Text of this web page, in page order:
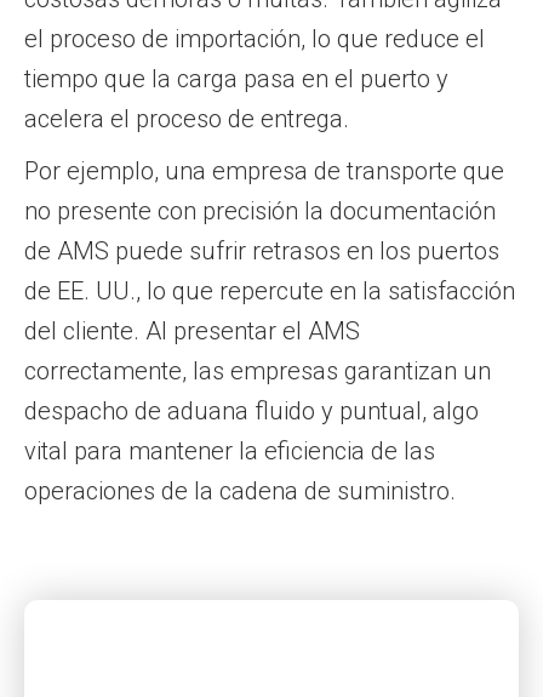
el proceso de importación, lo que reduce el
tiempo que la carga pasa en el puerto y
acelera el proceso de entrega.
Por ejemplo, una empresa de transporte que
no presente con precisión la documentación
de AMS puede sufrir retrasos en los puertos
de EE. UU., lo que repercute en la satisfacción
del cliente. Al presentar el AMS
correctamente, las empresas garantizan un
despacho de aduana fluido y puntual, algo
vital para mantener la eficiencia de las
operaciones de la cadena de suministro.